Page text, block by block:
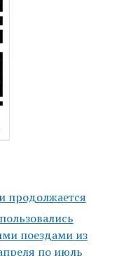
продолжается
поездами из
по июль